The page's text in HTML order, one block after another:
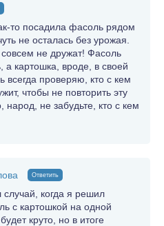
то посадила фасоль рядом
не осталась без урожая.
совсем не дружат! Фасоль
а картошка, вроде, в своей
всегда проверяю, кто с кем
чтобы не повторить эту
народ, не забудьте, кто с кем
Ответить
когда я решил
с картошкой на одной
круто, но в итоге